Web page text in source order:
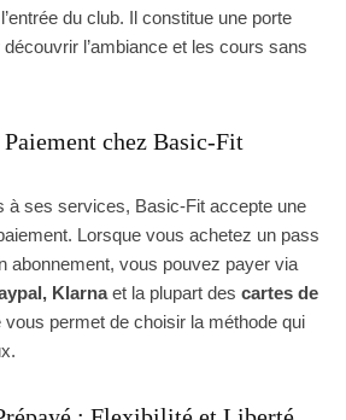
du club. Il constitue une porte
découvrir l’ambiance et les cours sans
chez Basic-Fit
à ses services, Basic-Fit accepte une
Lorsque vous achetez un pass
abonnement, vous pouvez payer via
Klarnaet la plupart des cartes de
vous permet de choisir la méthode qui